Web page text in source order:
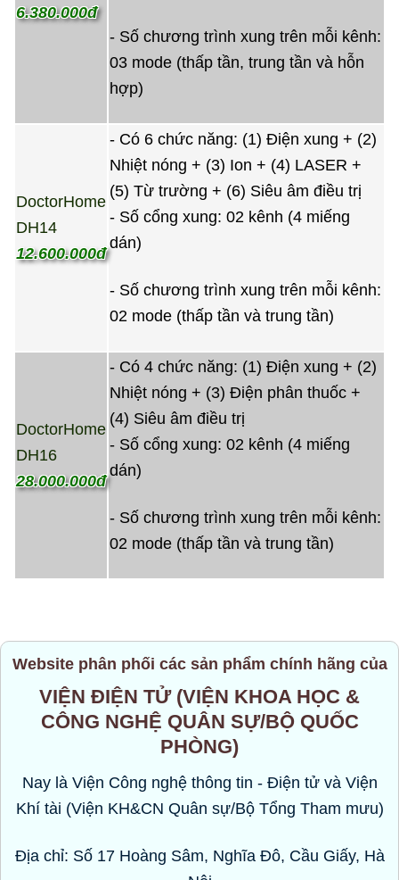
6.380.000đ
- Số chương trình xung trên mỗi kênh:
03 mode (thấp tần, trung tần và hỗn
hợp)
DoctorHome
DH14
12.600.000đ
- Có 6 chức năng: (1) Điện xung + (2)
Nhiệt nóng + (3) Ion + (4) LASER +
(5) Từ trường + (6) Siêu âm điều trị
- Số cổng xung: 02 kênh (4 miếng
dán)
- Số chương trình xung trên mỗi kênh:
02 mode (thấp tần và trung tần)
DoctorHome
DH16
28.000.000đ
- Có 4 chức năng: (1) Điện xung + (2)
Nhiệt nóng + (3) Điện phân thuốc +
(4) Siêu âm điều trị
- Số cổng xung: 02 kênh (4 miếng
dán)
- Số chương trình xung trên mỗi kênh:
02 mode (thấp tần và trung tần)
Website phân phối các sản phẩm chính hãng của
VIỆN ĐIỆN TỬ (VIỆN KHOA HỌC &
CÔNG NGHỆ QUÂN SỰ/BỘ QUỐC
PHÒNG)
Nay là Viện Công nghệ thông tin - Điện tử và Viện
Khí tài (Viện KH&CN Quân sự/Bộ Tổng Tham mưu)
Địa chỉ: Số 17 Hoàng Sâm, Nghĩa Đô, Cầu Giấy, Hà